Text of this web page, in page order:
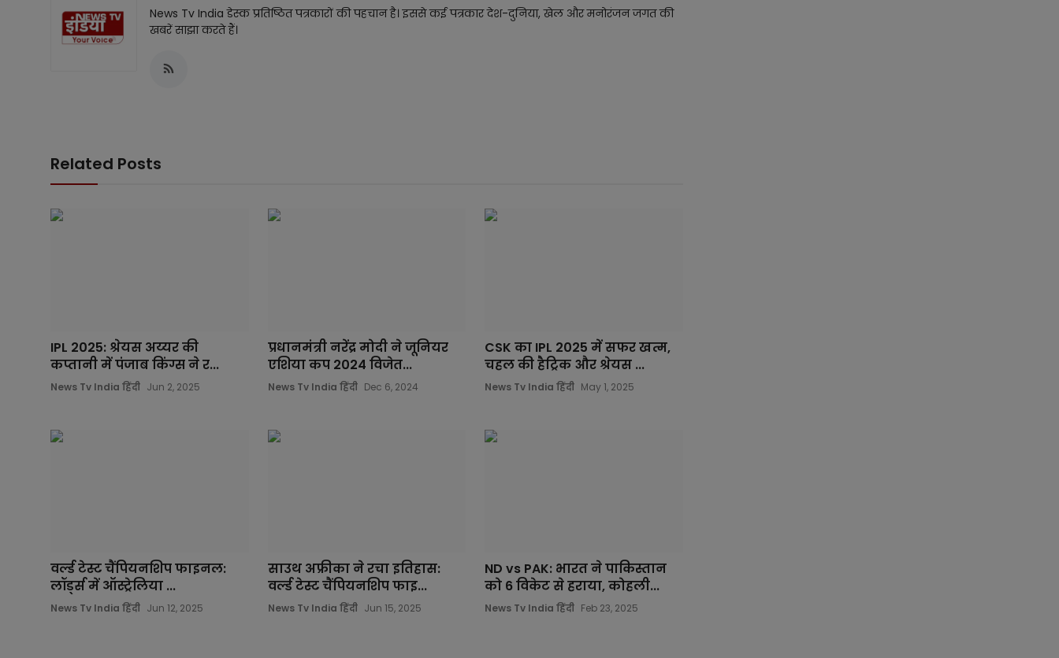
News Tv India डेस्क प्रतिष्ठित पत्रकारों की पहचान है। इससे कई पत्रकार देश-दुनिया, खेल और मनोरंजन जगत की
खबरें साझा करते हैं।
Related Posts
IPL 2025: श्रेयस अय्यर की
कप्तानी में पंजाब किंग्स ने र...
News Tv India हिंदी Jun 2, 2025
प्रधानमंत्री नरेंद्र मोदी ने जूनियर
एशिया कप 2024 विजेत...
News Tv India हिंदी Dec 6, 2024
CSK का IPL 2025 में सफर खत्म,
चहल की हैट्रिक और श्रेयस ...
News Tv India हिंदी May 1, 2025
वर्ल्ड टेस्ट चैंपियनशिप फाइनल:
लॉर्ड्स में ऑस्ट्रेलिया ...
News Tv India हिंदी Jun 12, 2025
साउथ अफ्रीका ने रचा इतिहास:
वर्ल्ड टेस्ट चैंपियनशिप फाइ...
News Tv India हिंदी Jun 15, 2025
ND vs PAK: भारत ने पाकिस्तान
को 6 विकेट से हराया, कोहली...
News Tv India हिंदी Feb 23, 2025